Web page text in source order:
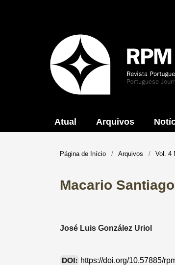
Atual Arquivos
Página de Início / Arquivos / Vol. 4
Macario
José Luis González Uriol
DOI: https://doi.org/10.57885/